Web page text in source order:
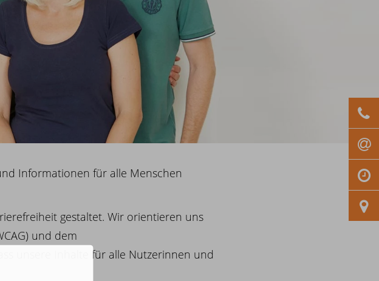
Informationen für alle Menschen
gestaltet. Wir orientieren uns
und dem
unsere Inhalte für alle Nutzerinnen und